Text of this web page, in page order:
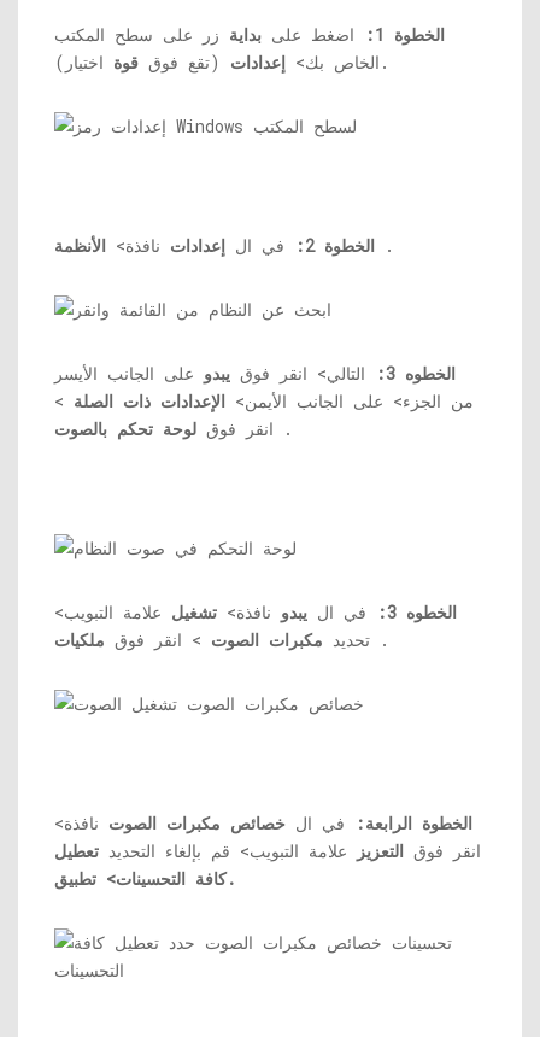
الخطوة 1: اضغط على بداية زر على سطح المكتب
الخاص بك> إعدادات (تقع فوق قوة اختيار).
الخطوة 2: في ال إعدادات نافذة> الأنظمة .
الخطوه 3: التالي> انقر فوق يبدو على الجانب الأيسر
من الجزء> على الجانب الأيمن> الإعدادات ذات الصلة >
انقر فوق لوحة تحكم بالصوت .
الخطوه 3: في ال يبدو نافذة> تشغيل علامة التبويب>
تحديد مكبرات الصوت > انقر فوق ملكيات .
الخطوة الرابعة: في ال خصائص مكبرات الصوت نافذة>
انقر فوق التعزيز علامة التبويب> قم بإلغاء التحديد تعطيل
كافة التحسينات> تطبيق.